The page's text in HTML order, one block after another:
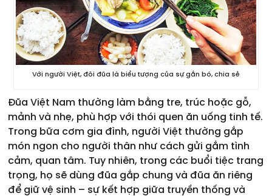
Với người Việt, đôi đũa là biểu tượng của sự gắn bó, chia sẻ
Đũa Việt Nam thường làm bằng tre, trúc hoặc gỗ,
mảnh và nhẹ, phù hợp với thói quen ăn uống tinh tế.
Trong bữa cơm gia đình, người Việt thường gắp
món ngon cho người thân như cách gửi gắm tình
cảm, quan tâm. Tuy nhiên, trong các buổi tiệc trang
trọng, họ sẽ dùng đũa gắp chung và đũa ăn riêng
để giữ vệ sinh – sự kết hợp giữa truyền thống và